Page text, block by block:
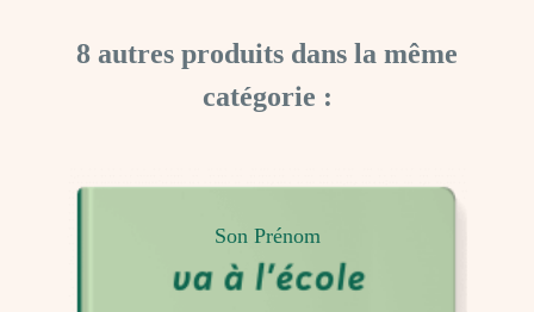
8 autres produits dans la même
catégorie :
Son Prénom